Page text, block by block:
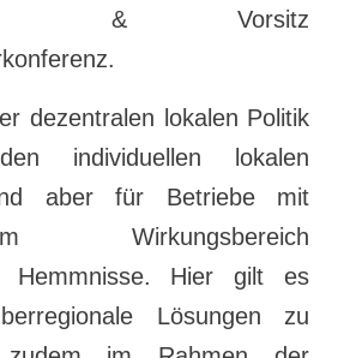
& Vorsitz
dezentralen lokalen Politik
individuellen lokalen
aber für Betriebe mit
Wirkungsbereich
Hemmnisse. Hier gilt es
Lösungen zu